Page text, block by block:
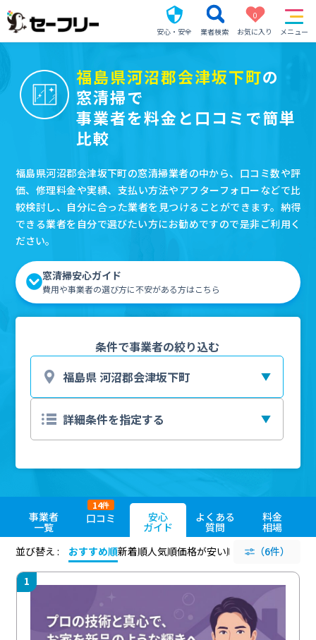
安心・安全 業者検索
0
お気に入り
メニュー
福島県河沼郡会津坂下町の
窓清掃で
事業者を料金と口コミで簡単
比較
福島県河沼郡会津坂下町の窓清掃業者の中から、口コミ数や評
価、修理料金や実績、支払い方法やアフターフォローなどで比
較検討し、自分に合った業者を見つけることができます。納得
できる業者を自分で選びたい方にお勧めですので是非ご利用く
ださい。
窓清掃安心ガイド
費用や事業者の選び方に不安がある方はこちら
条件で事業者の絞り込む
事業者
一覧
口コミ
14件
安心
ガイド
よくある
質問
料金
相場
並び替え :
おすすめ順新着順人気順価格が安い順 評価が高い順
（6件）
1